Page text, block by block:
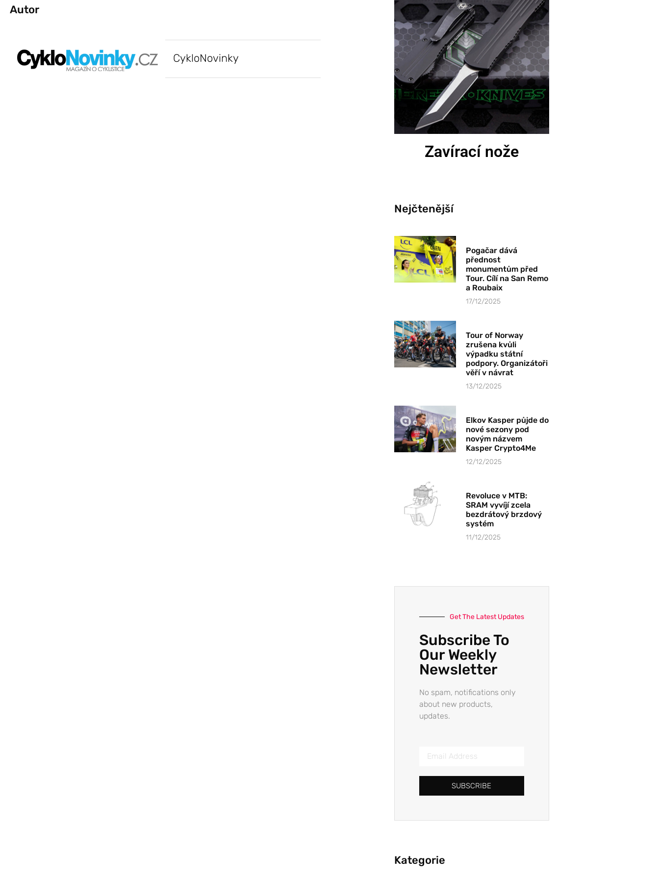
Autor
CykloNovinky
Zavírací nože
Nejčtenější
Pogačar dává
přednost
monumentům před
Tour. Cílí na San Remo
a Roubaix
17/12/2025
Tour of Norway
zrušena kvůli
výpadku státní
podpory. Organizátoři
věří v návrat
13/12/2025
Elkov Kasper půjde do
nové sezony pod
novým názvem
Kasper Crypto4Me
12/12/2025
Revoluce v MTB:
SRAM vyvíjí zcela
bezdrátový brzdový
systém
11/12/2025
Get The Latest Updates
Subscribe To
Our Weekly
Newsletter
No spam, notifications only
about new products,
updates.
SUBSCRIBE
Kategorie